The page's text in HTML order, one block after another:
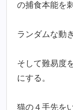
の捕食本能を
ランダムな動
そして難易度
にする。
猫の４手先を